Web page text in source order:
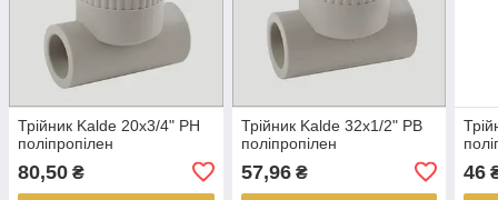
Трійник Kalde 20х3/4" РН
поліпропілен
80,50 ₴
Трійник Kalde 32х1/2" РВ
поліпропілен
57,96₴ 46